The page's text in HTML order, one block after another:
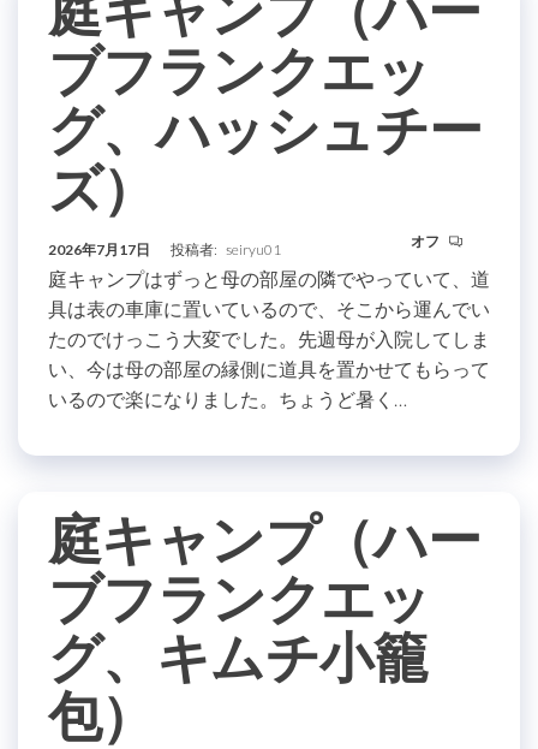
ブフランクエッ
グ、ハッシュチー
ズ）
2026年7月17日 投稿者: seiryu01 オフ
庭キャンプはずっと母の部屋の隣でやっていて、道
具は表の車庫に置いているので、そこから運んでい
たのでけっこう大変でした。先週母が入院してしま
い、今は母の部屋の縁側に道具を置かせてもらって
いるので楽になりました。ちょうど暑く…
庭キャンプ（ハー
ブフランクエッ
グ、キムチ小籠
包）